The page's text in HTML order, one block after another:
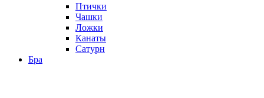
Птички
Чашки
Ложки
Канаты
Сатурн
Бра